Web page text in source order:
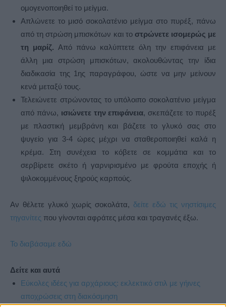
ομογενοποιηθεί το μείγμα.
Απλώνετε το μισό σοκολατένιο μείγμα στο πυρέξ, πάνω
από τη στρώση μπισκότων και το στρώνετε ισομερώς με
τη μαρίζ. Από πάνω καλύπτετε όλη την επιφάνεια με
άλλη μια στρώση μπισκότων, ακολουθώντας την ίδια
διαδικασία της 1ης παραγράφου, ώστε να μην μείνουν
κενά μεταξύ τους.
Τελειώνετε στρώνοντας το υπόλοιπο σοκολατένιο μείγμα
από πάνω, ισιώνετε την επιφάνεια, σκεπάζετε το πυρέξ
με πλαστική μεμβράνη και βάζετε το γλυκό σας στο
ψυγείο για 3-4 ώρες μέχρι να σταθεροποιηθεί καλά η
κρέμα. Στη συνέχεια το κόβετε σε κομμάτια και το
σερβίρετε σκέτο ή γαρνιρισμένο με φρούτα εποχής ή
ψιλοκομμένους ξηρούς καρπούς.
Αν θέλετε γλυκό χωρίς σοκολάτα, δείτε εδώ τις νηστίσιμες
τηγανίτες που γίνονται αφράτες μέσα και τραγανές έξω.
Το διαβάσαμε εδώ
Δείτε και αυτά
Εύκολες ιδέες για αρχάριους: εκλεκτικό στιλ με γήινες
αποχρώσεις στη διακόσμηση